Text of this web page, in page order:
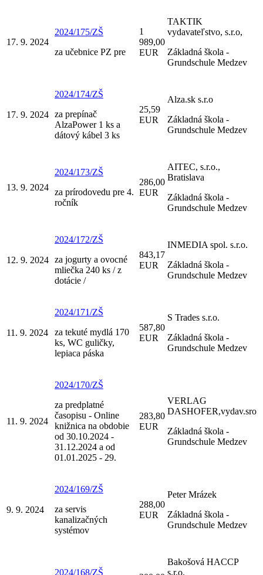
17. 9. 2024
2024/175/ZŠ
za učebnice PZ pre
1
989,00
EUR
TAKTIK
vydavateľstvo, s.r.o,
Základná škola -
Grundschule Medzev
17. 9. 2024
2024/174/ZŠ
za prepínač
AlzaPower 1 ks a
dátový kábel 3 ks
25,59
EUR
Alza.sk s.r.o
Základná škola -
Grundschule Medzev
13. 9. 2024
2024/173/ZŠ
za prírodovedu pre 4.
ročník
286,00
EUR
AITEC, s.r.o.,
Bratislava
Základná škola -
Grundschule Medzev
12. 9. 2024
2024/172/ZŠ
za jogurty a ovocné
mliečka 240 ks / z
dotácie /
843,17
EUR
INMEDIA spol. s.r.o.
Základná škola -
Grundschule Medzev
11. 9. 2024
2024/171/ZŠ
za tekuté mydlá 170
ks, WC guličky,
lepiaca páska
587,80
EUR
S Trades s.r.o.
Základná škola -
Grundschule Medzev
11. 9. 2024
2024/170/ZŠ
za predplatné
časopisu - Online
knižnica na obdobie
od 30.10.2024 -
31.12.2024 a od
01.01.2025 - 29.
283,80
EUR
VERLAG
DASHOFER,vydav.sro
Základná škola -
Grundschule Medzev
9. 9. 2024
2024/169/ZŠ
za servis
kanalizačných
systémov
288,00
EUR
Peter Mrázek
Základná škola -
Grundschule Medzev
2024/168/ZŠ
Bakošová HACCP
s.r.o.